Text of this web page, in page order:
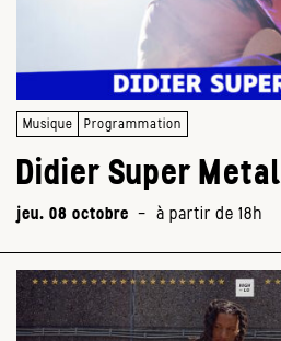
Musique Programmation
Didier Super Metal
jeu. 08 octobre - à partir de 18h